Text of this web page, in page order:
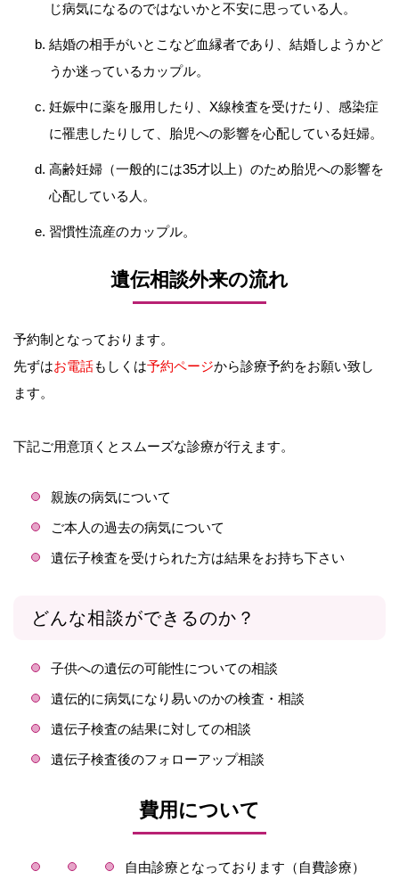
じ病気になるのではないかと不安に思っている人。
結婚の相手がいとこなど血縁者であり、結婚しようかど
うか迷っているカップル。
妊娠中に薬を服用したり、X線検査を受けたり、感染症
に罹患したりして、胎児への影響を心配している妊婦。
高齢妊婦（一般的には35才以上）のため胎児への影響を
心配している人。
習慣性流産のカップル。
遺伝相談外来の流れ
予約制となっております。
先ずはお電話もしくは予約ページから診療予約をお願い致し
ます。
下記ご用意頂くとスムーズな診療が行えます。
親族の病気について
ご本人の過去の病気について
遺伝子検査を受けられた方は結果をお持ち下さい
どんな相談ができるのか？
子供への遺伝の可能性についての相談
遺伝的に病気になり易いのかの検査・相談
遺伝子検査の結果に対しての相談
遺伝子検査後のフォローアップ相談
費用について
自由診療となっております（自費診療）